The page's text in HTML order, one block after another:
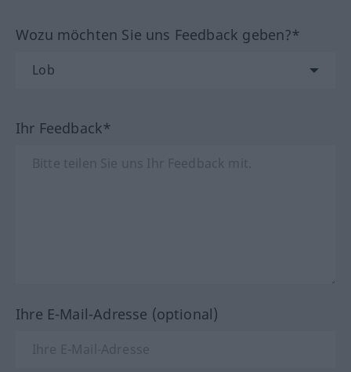
Wozu möchten Sie uns Feedback geben?*
Ihr Feedback*
Ihre E-Mail-Adresse (optional)